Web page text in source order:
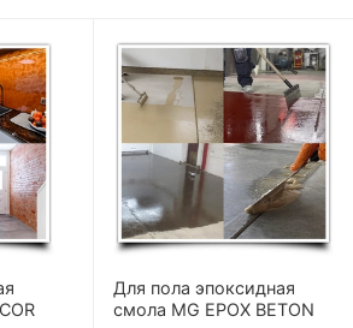
Для пола эпоксидная
смола MG EPOX BETON